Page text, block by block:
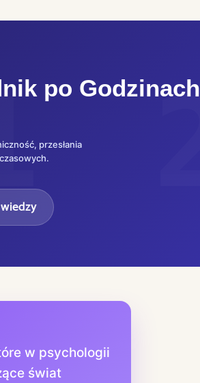
po Godzinach
przesłania
w psychologii
świat